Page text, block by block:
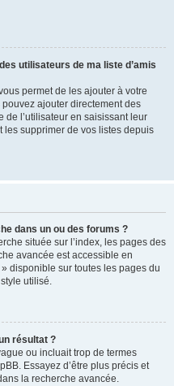
utilisateurs de ma liste d’amis
permet de les ajouter à votre
pouvez ajouter directement des
l’utilisateur en saisissant leur
les supprimer de vos listes depuis
dans un ou des forums ?
située sur l’index, les pages des
avancée est accessible en
disponible sur toutes les pages du
utilisé.
résultat ?
ou incluait trop de termes
Essayez d’être plus précis et
la recherche avancée.